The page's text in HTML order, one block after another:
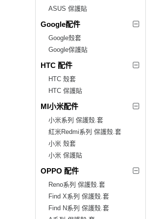
ASUS 保護貼
Google配件
Google殼套
Google保護貼
HTC 配件
HTC 殼套
HTC 保護貼
MI小米配件
小米系列 保護殼.套
紅米Redmi系列 保護殼.套
小米 殼套
小米 保護貼
OPPO 配件
Reno系列 保護殼.套
Find X系列 保護殼.套
Find N系列 保護殼.套